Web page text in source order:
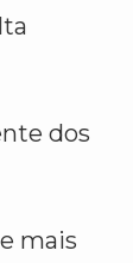
dos
mais